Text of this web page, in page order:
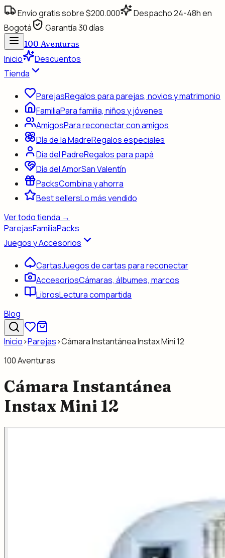
Envío gratis sobre $200.000
Despacho 24-48h en
Bogotá
Garantía 30 días
100 Aventuras
Inicio
Descuentos
Tienda
ParejasRegalos para parejas, novios y matrimonio
FamiliaPara familia, niños y jóvenes
AmigosPara reconectar con amigos
Día de la MadreRegalos especiales
Día del PadreRegalos para papá
Día del AmorSan Valentín
PacksCombina y ahorra
Best sellersLo más vendido
Ver todotienda →
ParejasFamiliaPacks
Juegos y Accesorios
CartasJuegos de cartas para reconectar
AccesoriosCámaras, álbumes, marcos
LibrosLectura compartida
Blog
Inicio›Parejas›Cámara Instantánea Instax Mini 12
100 Aventuras
Cámara Instantánea
Instax Mini 12